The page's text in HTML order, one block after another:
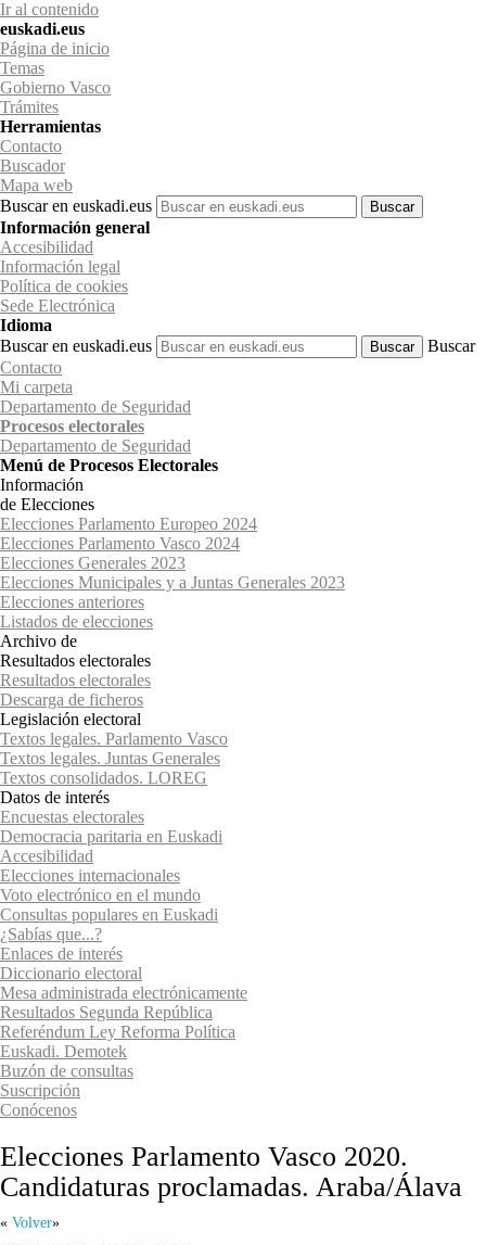
Ir al contenido
euskadi.eus
Página de inicio
Temas
Gobierno Vasco
Trámites
Herramientas
Contacto
Buscador
Mapa web
Buscar en euskadi.eus
Información general
Accesibilidad
Información legal
Política de cookies
Sede Electrónica
Idioma
Buscar en euskadi.eus
Buscar
Contacto
Mi carpeta
Departamento de Seguridad
Procesos electorales
Departamento de Seguridad
Menú de Procesos Electorales
Información
de Elecciones
Elecciones Parlamento Europeo 2024
Elecciones Parlamento Vasco 2024
Elecciones Generales 2023
Elecciones Municipales y a Juntas Generales 2023
Elecciones anteriores
Listados de elecciones
Archivo de
Resultados electorales
Resultados electorales
Descarga de ficheros
Legislación electoral
Textos legales. Parlamento Vasco
Textos legales. Juntas Generales
Textos consolidados. LOREG
Datos de interés
Encuestas electorales
Democracia paritaria en Euskadi
Accesibilidad
Elecciones internacionales
Voto electrónico en el mundo
Consultas populares en Euskadi
¿Sabías que...?
Enlaces de interés
Diccionario electoral
Mesa administrada electrónicamente
Resultados Segunda República
Referéndum Ley Reforma Política
Euskadi. Demotek
Buzón de consultas
Suscripción
Conócenos
Elecciones Parlamento Vasco 2020.
Candidaturas proclamadas. Araba/Álava
« Volver»